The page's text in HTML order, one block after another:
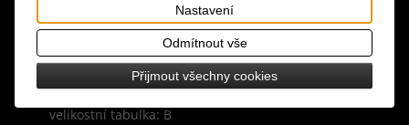
materiál: 100% bavlna
design: černá barva, vpředu dvě našité kapsy, po
straně kapsa s patkou, opasek není součástí
velikostní tabulka: B
Nastavení
Odmítnout vše
Přijmout všechny cookies